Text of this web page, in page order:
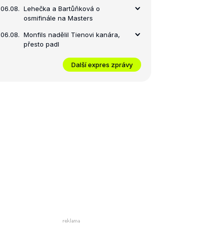
06.08. Lehečka a Bartůňková o
osmifinále na Masters
06.08. Monfils nadělil Tienovi kanára,
přesto padl
Další expres zprávy